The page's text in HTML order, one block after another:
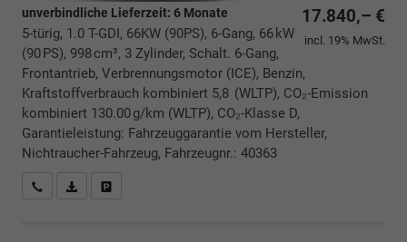
17.840,– €
incl. 19% MwSt.
unverbindliche Lieferzeit: 6 Monate
5-türig, 1.0 T-GDI, 66KW (90PS), 6-Gang, 66 kW
(90 PS), 998 cm³, 3 Zylinder, Schalt. 6-Gang,
Frontantrieb, Verbrennungsmotor (ICE), Benzin,
Kraftstoffverbrauch kombiniert 5,8 (WLTP), CO₂-Emission
kombiniert 130.00 g/km (WLTP), CO₂-Klasse D,
Garantieleistung: Fahrzeuggarantie vom Hersteller,
Nichtraucher-Fahrzeug, Fahrzeugnr.: 40363
Rückrufbitte absenden
PDF-Datei, Fahrzeugexposé drucken